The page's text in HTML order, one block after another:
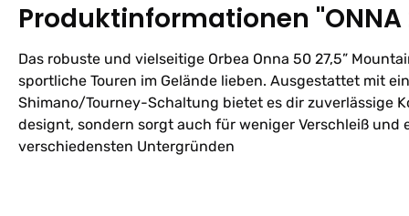
Produktinformationen "ONNA
Das robuste und vielseitige Orbea Onna 50 27,5”
sportliche Touren im Gelände lieben. Ausgestattet mit
Shimano/Tourney-Schaltung bietet es dir zuverlässige
designt, sondern sorgt auch für weniger Verschleiß und
verschiedensten Untergründen